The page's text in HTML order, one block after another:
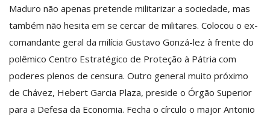
Maduro não apenas pretende militarizar a sociedade, mas
também não hesita em se cercar de militares. Colocou o ex-
comandante geral da milícia Gustavo Gonzá-lez à frente do
polêmico Centro Estratégico de Proteção à Pátria com
poderes plenos de censura. Outro general muito próximo
de Chávez, Hebert Garcia Plaza, preside o Órgão Superior
para a Defesa da Economia. Fecha o círculo o major Antonio